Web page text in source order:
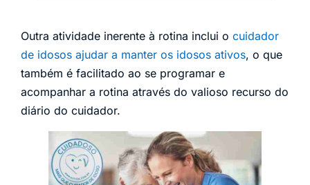
Outra atividade inerente à rotina inclui o cuidador
de idosos ajudar a manter os idosos ativos, o que
também é facilitado ao se programar e
acompanhar a rotina através do valioso recurso do
diário do cuidador.